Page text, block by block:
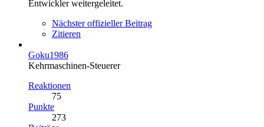
Entwickler weitergeleitet.
Nächster offizieller Beitrag
Zitieren
Goku1986
Kehrmaschinen-Steuerer
Reaktionen
75
Punkte
273